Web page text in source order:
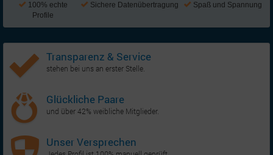
100% echte
Profile
Sichere Datenübertragung Spaß und Spannung
Transparenz & Service
stehen bei uns an erster Stelle.
Glückliche Paare
und über 42% weibliche Mitglieder.
Unser Versprechen